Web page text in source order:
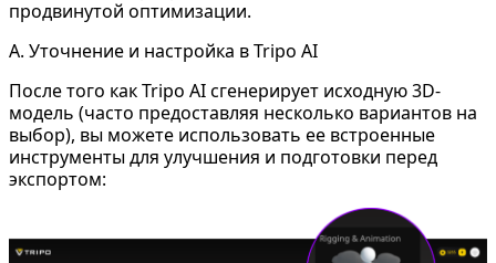
продвинутой оптимизации.
A. Уточнение и настройка в Tripo AI
После того как Tripo AI сгенерирует исходную 3D-
модель (часто предоставляя несколько вариантов на
выбор), вы можете использовать ее встроенные
инструменты для улучшения и подготовки перед
экспортом: